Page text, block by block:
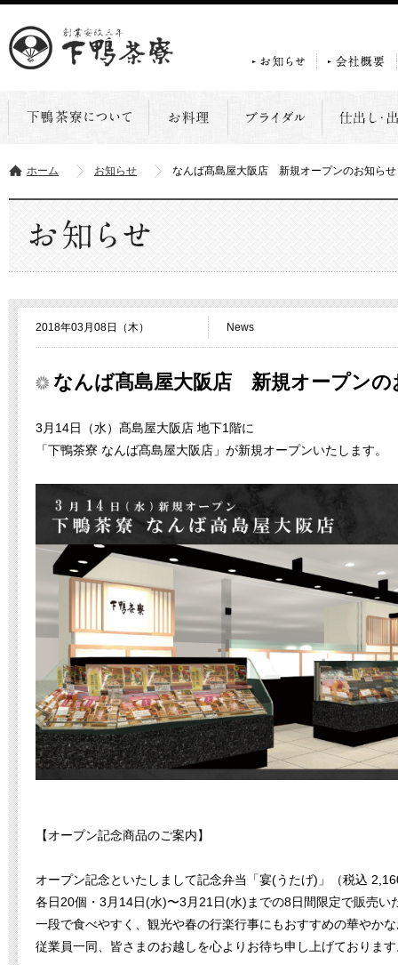
ホーム お知らせ なんば髙島屋大阪店 新規オープンのお知らせ
2018年03月08日（木） News
なんば髙島屋大阪店 新規オープンの
3月14日（水）髙島屋大阪店 地下1階に
「下鴨茶寮 なんば髙島屋大阪店」が新規オープンいたします。
【オープン記念商品のご案内】
オープン記念といたしまして記念弁当「宴(うたげ)」（税込
各日20個・3月14日(水)〜3月21日(水)までの8日間限定で販売い
一段で食べやすく、観光や春の行楽行事にもおすすめの華やか
従業員一同、皆さまのお越しを心よりお待ち申し上げておりま